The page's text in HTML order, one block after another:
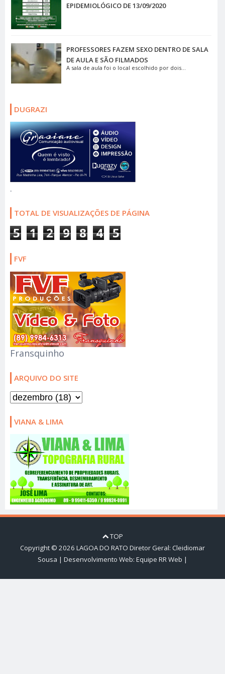
EPIDEMIOLÓGICO DE 13/09/2020
PROFESSORES FAZEM SEXO DENTRO DE SALA
DE AULA E SÃO FILMADOS
A sala de aula foi o local escolhido por dois...
DUGRAZI
.
TOTAL DE VISUALIZAÇÕES DE PÁGINA
5 1 2 9 8 4 5
FVF
Fransquinho
ARQUIVO DO SITE
VIANA & LIMA
TOP
Copyright © 2026 LAGOA DO RATO Diretor Geral: Cleidiomar
Sousa | Desenvolvimento Web: Equipe RR Web |